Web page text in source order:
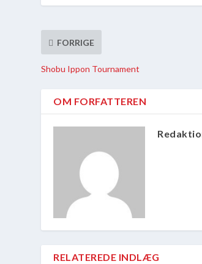
FORRIGE
Shobu Ippon Tournament
OM FORFATTEREN
RELATEREDE INDLÆG